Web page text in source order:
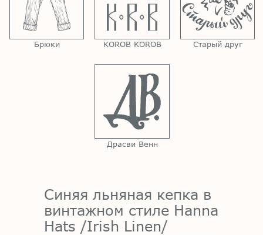
Брюки KOROB KOROB Старый друг
Драсви Венн
Синяя льняная кепка в
винтажном стиле Hanna
Hats /Irish Linen/